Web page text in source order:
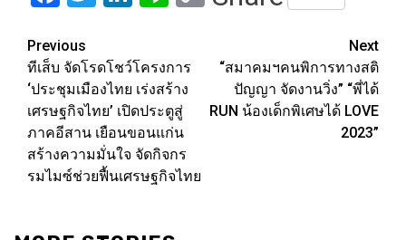
Post
navigation
Previous
ทีเส็บ จัดโรดโชว์โครงการ
‘ประชุมเมืองไทย เร่งสร้าง
เศรษฐกิจไทย’ เปิดประตูสู่
ภาคอีสาน เยือนขอนแก่น
สร้างความมั่นใจ จัดกิจกร
รมไมซ์ช่วยฟื้นเศรษฐกิจไทย
Next
“สมาคมฯคนพิการทางสติ
ปัญญา จัดงานวิ่ง” “พี่ได้
RUN น้องเด็กพิเศษได้ LOVE
2023”